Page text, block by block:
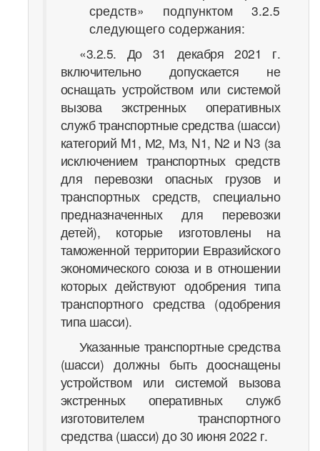
средств» подпунктом 3.2.5
следующего содержания:
«3.2.5. До 31 декабря 2021 г.
включительно допускается не
оснащать устройством или системой
вызова экстренных оперативных
служб транспортные средства (шасси)
категорий M1, М2, Мз, N1, N2 и N3 (за
исключением транспортных средств
для перевозки опасных грузов и
транспортных средств, специально
предназначенных для перевозки
детей), которые изготовлены на
таможенной территории Евразийского
экономического союза и в отношении
которых действуют одобрения типа
транспортного средства (одобрения
типа шасси).
Указанные транспортные средства
(шасси) должны быть дооснащены
устройством или системой вызова
экстренных оперативных служб
изготовителем транспортного
средства (шасси) до 30 июня 2022 г.